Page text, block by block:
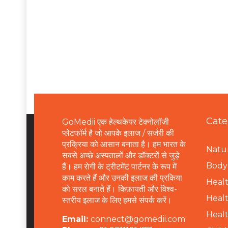
GoMedii एक हेल्थकेयर टेक्नोलॉजी
प्लेटफॉर्म है जो आपके इलाज / सर्जरी की
प्रक्रिया को आसान बनाता है। हम भारत के
सबसे अच्छे अस्पतालों और डॉक्टरों से जुड़े
हैं। हम रोगी के ट्रीटमेंट पार्टनर के रूप में
काम करते हैं और उनकी इलाज की प्रकिया
को सरल बनाते हैं। किफ़ायती और विश्व-
स्तरीय इलाज के लिए हमसे संपर्क करें।
Email: connect@gomedii.com
B